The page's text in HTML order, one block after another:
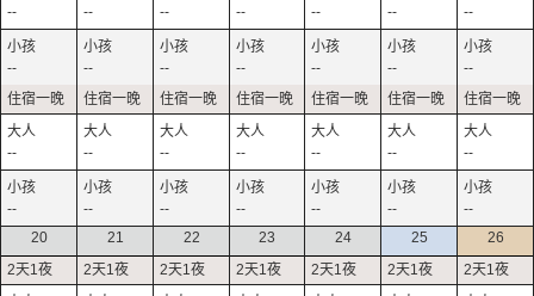
--
--
--
--
--
--
--
--
--
--
--
--
--
--
--
--
--
--
--
--
--
--
--
--
--
--
--
--
20
21 22 23 24 25 26